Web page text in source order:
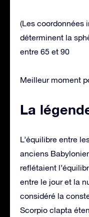
(Les coordonnées
déterminent la
entre 65 et 90
Meilleur moment
La
L’équilibre entre
anciens
reflétaient
entre le jour et la
considéré la
Scorpio clapta